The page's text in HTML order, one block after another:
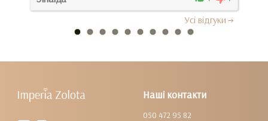
Усi вiдгуки
Наші контакти
050 472 95 82